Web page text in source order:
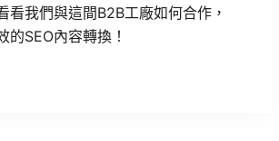
看我們與這間B2B工廠如何合作，
的SEO內容轉換！